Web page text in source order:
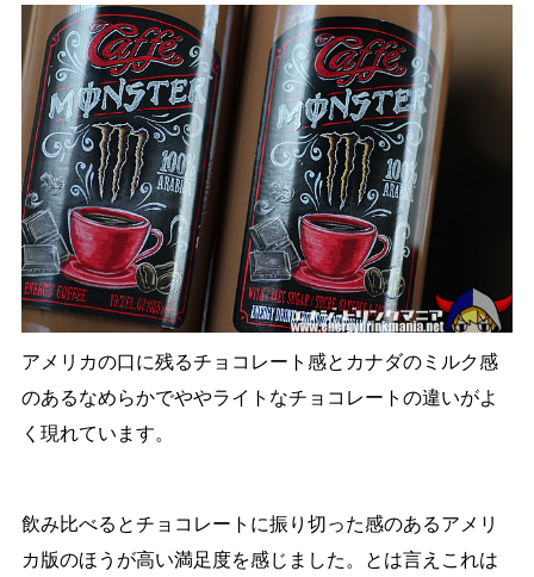
アメリカの口に残るチョコレート感とカナダのミルク感
のあるなめらかでややライトなチョコレートの違いがよ
く現れています。
飲み比べるとチョコレートに振り切った感のあるアメリ
カ版のほうが高い満足度を感じました。とは言えこれは